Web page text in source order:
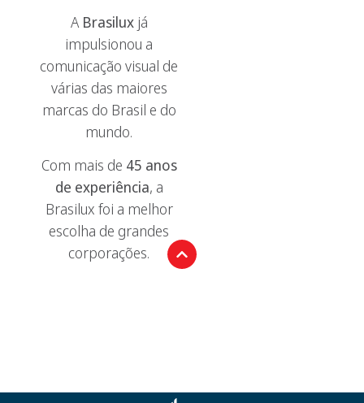
A Brasiluxjá
impulsionou a
comunicação visual de
várias das maiores
marcas do Brasil e do
mundo.
Com mais de 45 anos
de experiência, a
Brasilux foi a melhor
escolha de grandes
corporações.